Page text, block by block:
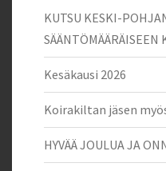
KUTSU KESKI-
SÄÄNTÖMÄÄRÄISEEN
Kesäkausi 2026
Koirakiltan jäsen
HYVÄÄ JOULUA JA